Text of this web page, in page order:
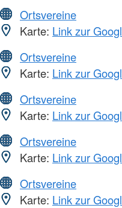
Ortsvereine
Karte: Link zur
Ortsvereine
Karte: Link zur
Ortsvereine
Karte: Link zur
Ortsvereine
Karte: Link zur
Ortsvereine
Karte: Link zur